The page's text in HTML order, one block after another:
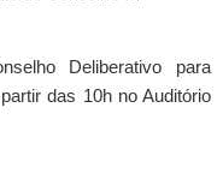
Deliberativo para
das 10h no Auditório